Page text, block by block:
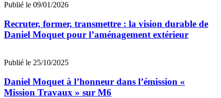
Publié le 09/01/2026
Recruter, former, transmettre : la vision durable de
Daniel Moquet pour l’aménagement extérieur
Publié le 25/10/2025
Daniel Moquet à l’honneur dans l’émission «
Mission Travaux » sur M6